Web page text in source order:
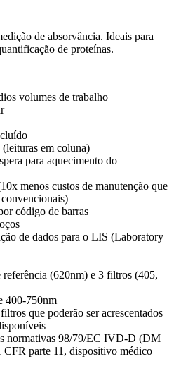
de absorvância. Ideais para
de proteínas.
volumes de trabalho
em coluna)
para aquecimento do
menos custos de manutenção que
convencionais)
código de barras
de dados para o LIS (Laboratory
(620nm) e 3 filtros (405,
400-750nm
que poderão ser acrescentados
normativas 98/79/EC IVD-D (DM
parte 11, dispositivo médico